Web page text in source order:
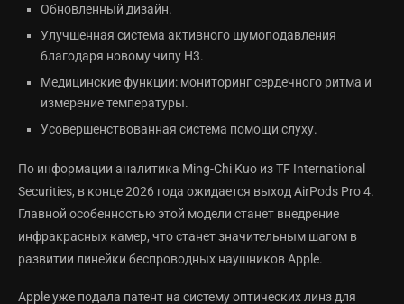
Обновленный дизайн.
Улучшенная система активного шумоподавления
благодаря новому чипу H3.
Медицинские функции: мониторинг сердечного ритма и
измерение температуры.
Усовершенствованная система помощи слуху.
По информации аналитика Ming-Chi Kuo из TF International
Securities, в конце 2026 года ожидается выход AirPods Pro 4.
Главной особенностью этой модели станет внедрение
инфракрасных камер, что станет значительным шагом в
развитии линейки беспроводных наушников Apple.
Apple уже подала патент на систему оптических линз для